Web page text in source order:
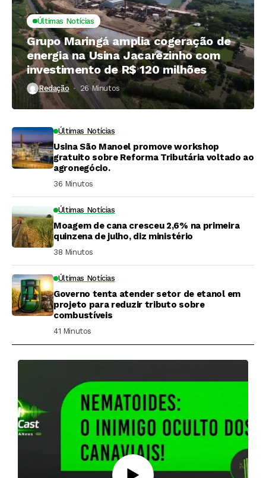
Últimas Notícias
Grupo Maringá amplia cogeração de
energia na Usina Jacarezinho com
investimento de R$ 120 milhões
Redação 26 Minutos ⁮
Últimas Notícias
Usina São Manoel promove workshop
gratuito sobre Reforma Tributária voltado ao
agronegócio.
36 Minutos ⁮
Últimas Notícias
Moagem de cana cresceu 2,6% na primeira
quinzena de julho, diz ministério
38 Minutos ⁮
Últimas Notícias
Governo tenta atender setor de etanol em
projeto para reduzir tributo sobre
combustíveis
41 Minutos ⁮